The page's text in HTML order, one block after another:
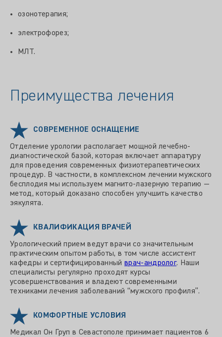
озонотерапия;
электрофорез;
МЛТ.
Преимущества лечения
СОВРЕМЕННОЕ ОСНАЩЕНИЕ
Отделение урологии располагает мощной лечебно-
диагностической базой, которая включает аппаратуру
для проведения современных физиотерапевтических
процедур. В частности, в комплексном лечении мужского
бесплодия мы используем магнито-лазерную терапию —
метод, который доказано способен улучшить качество
эякулята.
КВАЛИФИКАЦИЯ ВРАЧЕЙ
Урологический прием ведут врачи со значительным
практическим опытом работы, в том числе ассистент
кафедры и сертифицированный врач-андролог. Наши
специалисты регулярно проходят курсы
усовершенствования и владеют современными
техниками лечения заболеваний “мужского профиля”.
КОМФОРТНЫЕ УСЛОВИЯ
Медикал Он Груп в Севастополе принимает пациентов 6